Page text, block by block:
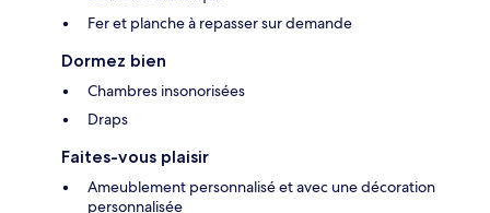
Fer et planche à repasser sur demande
Dormez bien
Chambres insonorisées
Draps
Faites-vous plaisir
Ameublement personnalisé et avec une décoration
personnalisée